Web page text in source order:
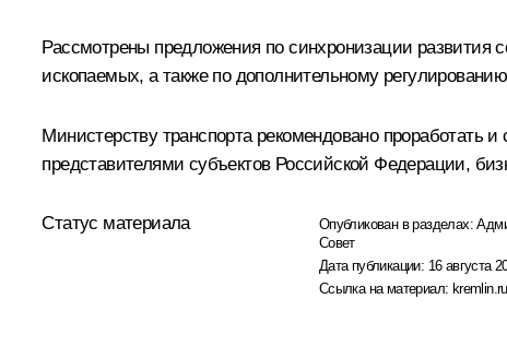
Рассмотрены предложения по синхронизации
ископаемых, а также по дополнительному
Министерству транспорта рекомендовано проработать
представителями субъектов Российской Федерации,
Статус материала Опубликован в разделах:
Совет
Дата публикации: 16 августа
Ссылка на материал: